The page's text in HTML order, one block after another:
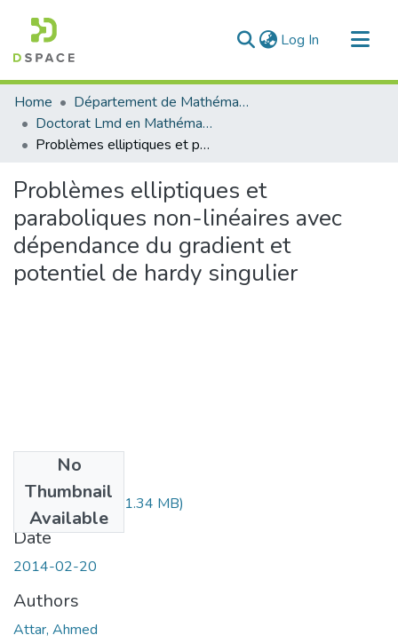
Log In (current)
Communities & Collections
All of DSpace
Statistics
Home
Département de Mathématique
Doctorat Lmd en Mathématique
Problèmes elliptiques et paraboliques non-linéaires avec dépendance du gradient et potentiel de hardy singulier
Problèmes elliptiques et
paraboliques non-linéaires avec
dépendance du gradient et
potentiel de hardy singulier
No
Thumbnail
Available
these_attar.PDF (1.34 MB)
Date
2014-02-20
Authors
Attar, Ahmed